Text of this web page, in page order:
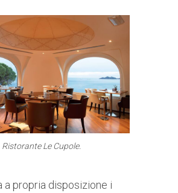
Ristorante Le Cupole.
a propria disposizione i